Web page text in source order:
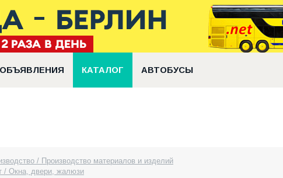
ОБЪЯВЛЕНИЯ КАТАЛОГ АВТОБУСЫ
/ Производство материалов и изделий
/ Окна, двери, жалюзи